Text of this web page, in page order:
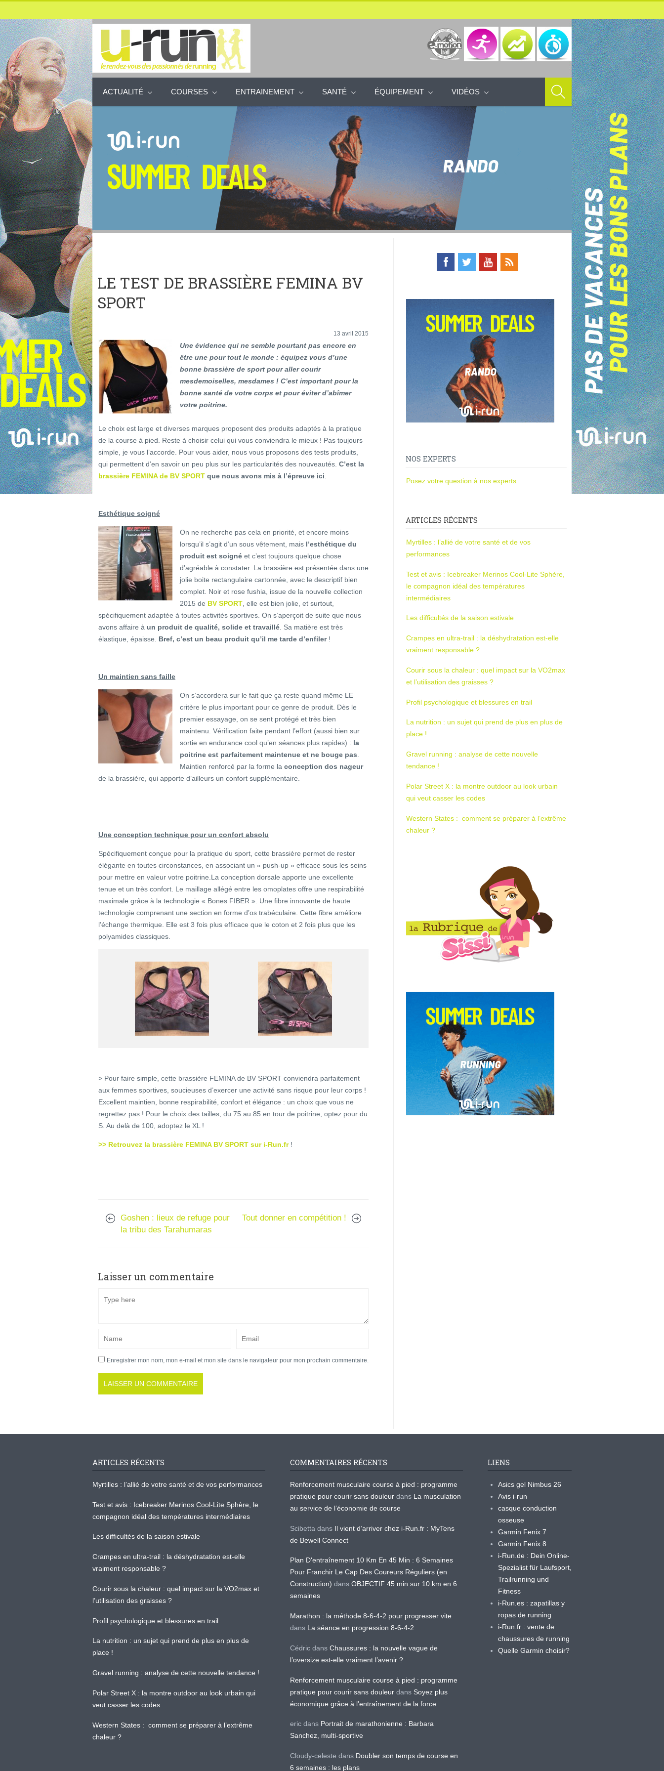
ACTUALITÉ COURSES ENTRAINEMENT SANTÉ ÉQUIPEMENT VIDÉOS
LE TEST DE BRASSIÈRE FEMINA BV
SPORT
13 avril 2015
Une évidence qui ne semble pourtant pas encore en
être une pour tout le monde : équipez vous d’une
bonne brassière de sport pour aller courir
mesdemoiselles, mesdames ! C’est important pour la
bonne santé de votre corps et pour éviter d’abîmer
votre poitrine.
Le choix est large et diverses marques proposent des produits adaptés à la pratique
de la course à pied. Reste à choisir celui qui vous conviendra le mieux ! Pas toujours
simple, je vous l’accorde. Pour vous aider, nous vous proposons des tests produits,
qui permettent d’en savoir un peu plus sur les particularités des nouveautés. C’est la
brassière FEMINA de BV SPORT que nous avons mis à l’épreuve ici
Esthétique soigné
On ne recherche pas cela en priorité, et encore moins
lorsqu’il s’agit d’un sous vêtement, mais l’esthétique du
produit est soigné et c’est toujours quelque chose
d’agréable à constater. La brassière est présentée dans une
jolie boite rectangulaire cartonnée, avec le descriptif bien
complet. Noir et rose fushia, issue de la nouvelle collection
2015 de BV SPORT , elle est bien jolie, et surtout,
spécifiquement adaptée à toutes activités sportives. On s’aperçoit de suite que nous
avons affaire à un produit de qualité, solide et travaillé . Sa matière est très
élastique, épaisse. Bref, c’est un beau produit qu’il me tarde d’enfiler!
Un maintien sans faille
On s’accordera sur le fait que ça reste quand même LE
critère le plus important pour ce genre de produit. Dès le
premier essayage, on se sent protégé et très bien
maintenu. Vérification faite pendant l’effort (aussi bien sur
sortie en endurance cool qu’en séances plus rapides) : la
poitrine est parfaitement maintenue et ne bouge pas
Maintien renforcé par la forme la conception dos nageur
de la brassière, qui apporte d’ailleurs un confort supplémentaire.
Une conception technique pour un confort absolu
Spécifiquement conçue pour la pratique du sport, cette brassière permet de rester
élégante en toutes circonstances, en associant un « push-up » efficace sous les seins
pour mettre en valeur votre poitrine.La conception dorsale apporte une excellente
tenue et un très confort. Le maillage allégé entre les omoplates offre une respirabilité
maximale grâce à la technologie « Bones FIBER ». Une fibre innovante de haute
technologie comprenant une section en forme d’os trabéculaire. Cette fibre améliore
l’échange thermique. Elle est 3 fois plus efficace que le coton et 2 fois plus que les
polyamides classiques.
> Pour faire simple, cette brassière FEMINA de BV SPORT conviendra parfaitement
aux femmes sportives, soucieuses d’exercer une activité sans risque pour leur corps !
Excellent maintien, bonne respirabilité, confort et élégance : un choix que vous ne
regrettez pas ! Pour le choix des tailles, du 75 au 85 en tour de poitrine, optez pour du
S. Au delà de 100, adoptez le XL !
>> Retrouvez la brassière FEMINA BV SPORT sur i-Run.fr!
Goshen : lieux de refuge pour
la tribu des Tarahumaras
Tout donner en compétition !
Laisser un commentaire
Enregistrer mon nom, mon e-mail et mon site dans le navigateur pour mon prochain commentaire.
NOS EXPERTS
Posez votre question à nos experts
ARTICLES RÉCENTS
Myrtilles : l’allié de votre santé et de vos
performances
Test et avis : Icebreaker Merinos Cool-Lite Sphère,
le compagnon idéal des températures
intermédiaires
Les difficultés de la saison estivale
Crampes en ultra-trail : la déshydratation est-elle
vraiment responsable ?
Courir sous la chaleur : quel impact sur la VO2max
et l’utilisation des graisses ?
Profil psychologique et blessures en trail
La nutrition : un sujet qui prend de plus en plus de
place !
Gravel running : analyse de cette nouvelle
tendance !
Polar Street X : la montre outdoor au look urbain
qui veut casser les codes
Western States : comment se préparer à l’extrême
chaleur ?
ARTICLES RÉCENTS
Myrtilles : l’allié de votre santé et de vos performances
Test et avis : Icebreaker Merinos Cool-Lite Sphère, le
compagnon idéal des températures intermédiaires
Les difficultés de la saison estivale
Crampes en ultra-trail : la déshydratation est-elle
vraiment responsable ?
Courir sous la chaleur : quel impact sur la VO2max et
l’utilisation des graisses ?
Profil psychologique et blessures en trail
La nutrition : un sujet qui prend de plus en plus de
place !
Gravel running : analyse de cette nouvelle tendance !
Polar Street X : la montre outdoor au look urbain qui
veut casser les codes
Western States : comment se préparer à l’extrême
chaleur ?
COMMENTAIRES RÉCENTS
Renforcement musculaire course à pied : programme
pratique pour courir sans douleur dans La musculation
au service de l’économie de course
Scibetta dans Il vient d’arriver chez i-Run.fr : MyTens
de Bewell Connect
Plan D'entraînement 10 Km En 45 Min : 6 Semaines
Pour Franchir Le Cap Des Coureurs Réguliers (en
Construction) dans OBJECTIF 45 min sur 10 km en 6
semaines
Marathon : la méthode 8-6-4-2 pour progresser vite
dans La séance en progression 8-6-4-2
Cédric dans Chaussures : la nouvelle vague de
l’oversize est-elle vraiment l’avenir ?
Renforcement musculaire course à pied : programme
pratique pour courir sans douleur dans Soyez plus
économique grâce à l’entraînement de la force
eric dans Portrait de marathonienne : Barbara
Sanchez, multi-sportive
Cloudy-celeste dans Doubler son temps de course en
6 semaines : les plans
LIENS
Asics gel Nimbus 26
Avis i-run
casque conduction
osseuse
Garmin Fenix 7
Garmin Fenix 8
i-Run.de : Dein Online-
Spezialist für Laufsport,
Trailrunning und
Fitness
i-Run.es : zapatillas y
ropas de running
i-Run.fr : vente de
chaussures de running
Quelle Garmin choisir?